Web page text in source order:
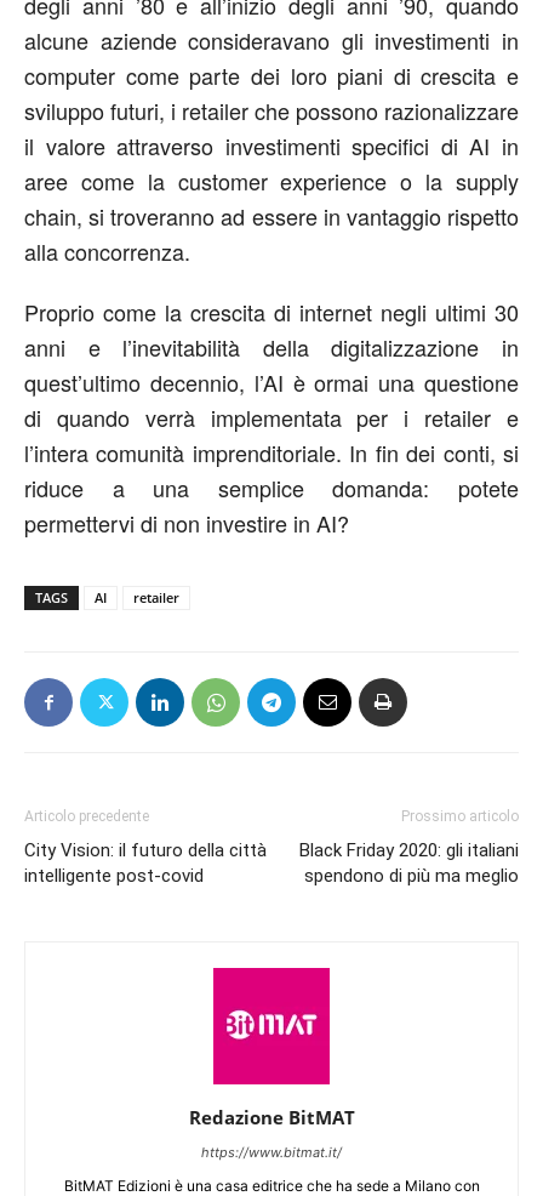
alcune aziende consideravano gli investimenti in
computer come parte dei loro piani di crescita e
sviluppo futuri, i retailer che possono razionalizzare
il valore attraverso investimenti specifici di AI in
aree come la customer experience o la supply
chain, si troveranno ad essere in vantaggio rispetto
alla concorrenza.
Proprio come la crescita di internet negli ultimi 30
anni e l’inevitabilità della digitalizzazione in
quest’ultimo decennio, l’AI è ormai una questione
di quando verrà implementata per i retailer e
l’intera comunità imprenditoriale. In fin dei conti, si
riduce a una semplice domanda: potete
permettervi di non investire in AI?
TAGS AI retailer
Articolo precedente
City Vision: il futuro della città
intelligente post-covid
Prossimo articolo
Black Friday 2020: gli italiani
spendono di più ma meglio
Redazione BitMAT
https://www.bitmat.it/
BitMAT Edizioni è una casa editrice che ha sede a Milano con